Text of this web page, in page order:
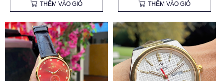
THÊM VÀO GIỎ THÊM VÀO GIỎ